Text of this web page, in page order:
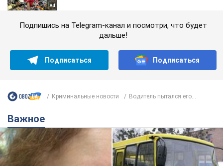
Подпишись на Telegram-канал и посмотри, что будет
дальше!
Подписаться Подписаться
Криминальные новости Водитель пытался его...
Важное